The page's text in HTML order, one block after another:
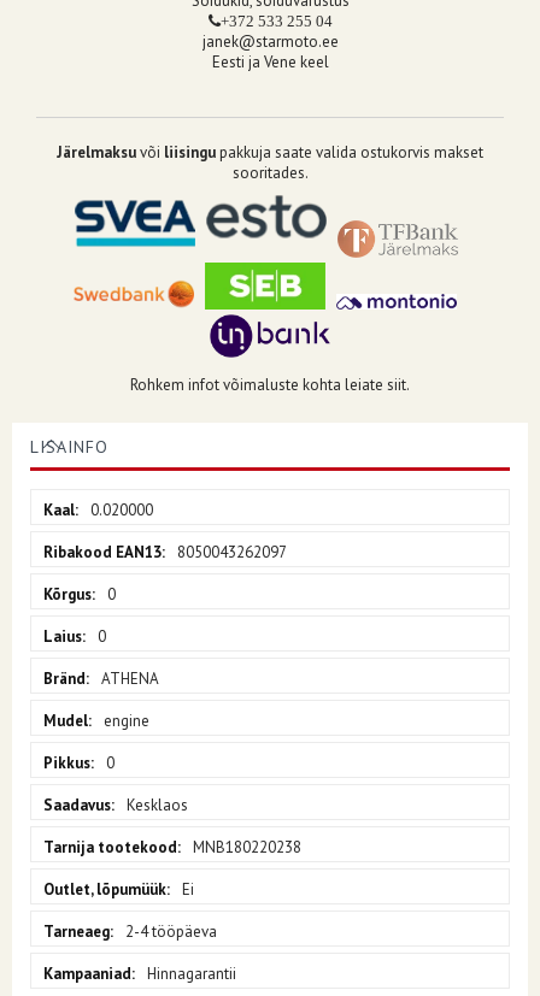
+372 533 255 04
janek@starmoto.ee
Eesti ja Vene keel
Järelmaksuvõi liisingupakkuja saate valida ostukorvis makset
sooritades.
Rohkem infot võimaluste kohta leiate siit.
LISAINFO
0.020000
8050043262097
0
0
ATHENA
engine
0
Kesklaos
MNB180220238
Ei
2-4 tööpäeva
Hinnagarantii